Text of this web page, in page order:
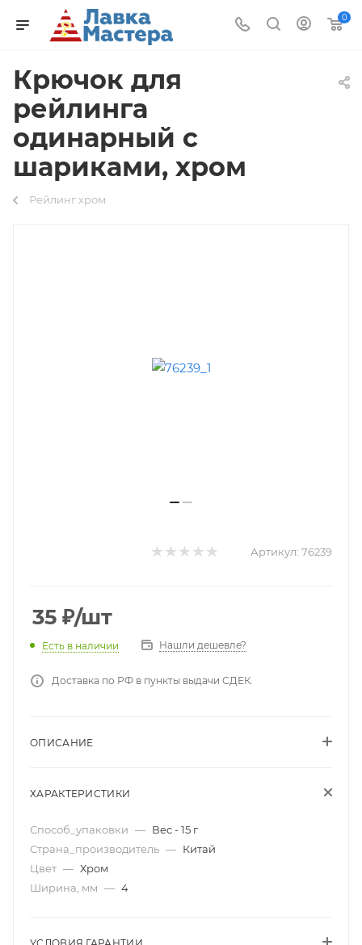
0
Крючок для
рейлинга
одинарный с
шариками, хром
Рейлинг хром
Артикул: 76239
35 ₽/шт
Есть в наличии Нашли дешевле?
Доставка по РФ в пункты выдачи СДЕК.
ОПИСАНИЕ
ХАРАКТЕРИСТИКИ
Способ_упаковки — Вес - 15 г
Страна_производитель — Китай
Цвет — Хром
Ширина, мм — 4